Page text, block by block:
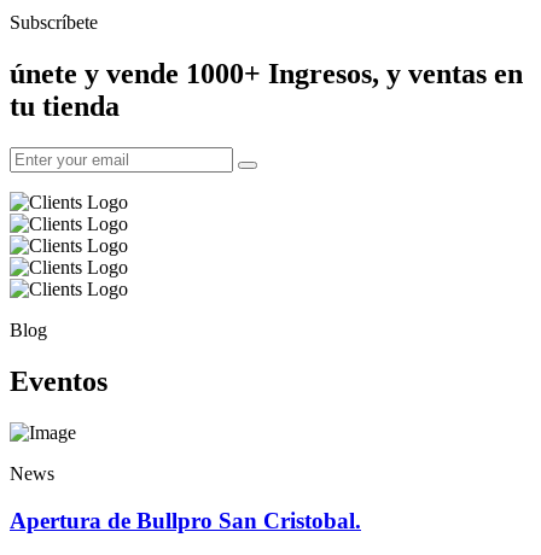
Subscríbete
únete y vende 1000+ Ingresos, y ventas en
tu tienda
Blog
Eventos
News
Apertura de Bullpro San Cristobal.